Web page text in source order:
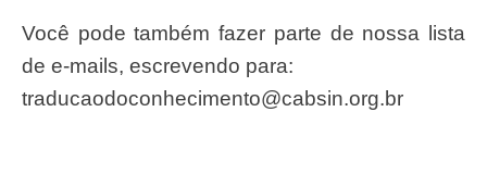
Você pode também fazer parte de nossa lista
de e-mails, escrevendo para:
traducaodoconhecimento@cabsin.org.br